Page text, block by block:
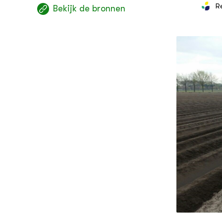
Bekijk de bronnen